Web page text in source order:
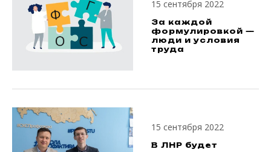
15 сентября 2022
За каждой
формулировкой —
люди и условия
труда
15 сентября 2022
В ЛНР будет